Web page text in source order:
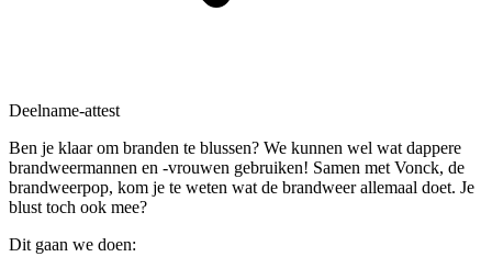
Deelname-attest
Ben je klaar om branden te blussen? We kunnen wel wat dappere
brandweermannen en -vrouwen gebruiken! Samen met Vonck, de
brandweerpop, kom je te weten wat de brandweer allemaal doet. Je
blust toch ook mee?
Dit gaan we doen: